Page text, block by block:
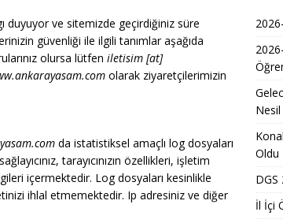
Azmi İlham Kaynağı Oldu
EĞITIM
Tarihi Belli Oldu
EĞITIM
Açıklanması
Yer Değiştirme Sonucu Nedir?
EĞITIM
Lira Hasılat Elde Etti
MANŞET
Kılavuzu Güncellemeleri ve Detaylar
duyuyor ve sitemizde geçirdiğiniz süre
güvenliği ile ilgili tanımlar aşağıda
olursa lütfen iletisim [at]
olarak ziyaretçilerimizin
da istatistiksel amaçlı log dosyaları
tarayıcınızın özellikleri, işletim
içermektedir. Log dosyaları kesinlikle
ihlal etmemektedir. Ip adresiniz ve diğer
Nesil
Oldu
DGS
İl İçi